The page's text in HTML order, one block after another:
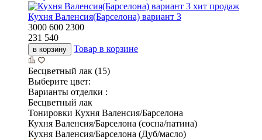
хит продаж
Кухня Валенсия(Барселона) вариант 3
3000 600 2300
231 540
в корзину Товар в корзине
Бесцветный лак (15)
Выберите цвет:
Варианты отделки :
Бесцветный лак
Тонировки Кухня Валенсия/Барселона
Кухня Валенсия/Барселона (сосна/патина)
Кухня Валенсия/Барселона (Дуб/масло)